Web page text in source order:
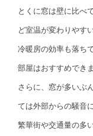
とくに窓は壁に比べ
ど室温が変わりやす
冷暖房の効率も落ち
部屋はおすすめでき
さらに、窓が多いぶ
ては外部からの騒音
繁華街や交通量の多